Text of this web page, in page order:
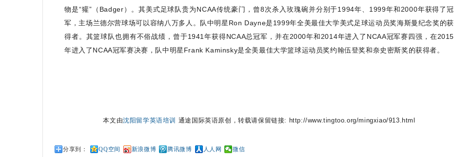
物是“獾”（Badger）。其美式足球队贵为NCAA传统豪门，曾8次杀入玫瑰碗并分别于1994年、1999年和2000年获得了冠
军，主场兰德尔营球场可以容纳八万多人。队中明星Ron Dayne是1999年全美最佳大学美式足球运动员奖海斯曼纪念奖的获
得者。其篮球队也拥有不俗战绩，曾于1941年获得NCAA总冠军，并在2000年和2014年进入了NCAA冠军赛四强，在2015
年进入了NCAA冠军赛决赛，队中明星Frank Kaminsky是全美最佳大学篮球运动员奖约翰伍登奖和奈史密斯奖的获得者。
本文由沈阳留学英语培训 通途国际英语原创，转载请保留链接: http://www.tingtoo.org/mingxiao/913.html
分享到： QQ空间 新浪微博 腾讯微博 人人网 微信